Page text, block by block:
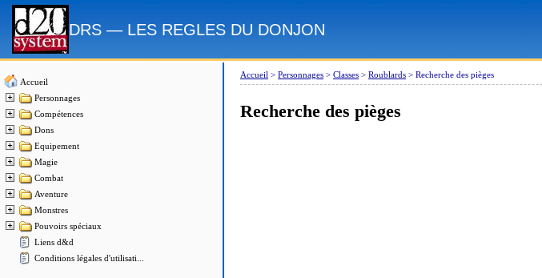
DRS — LES REGLES DU DONJON
Accueil
Personnages
Compétences
Dons
Equipement
Magie
Combat
Aventure
Monstres
Pouvoirs spéciaux
Liens d&d
Conditions légales d'utilisati...
Accueil > Personnages > Classes > Roublards > Recherche des pièges
Recherche des pièges